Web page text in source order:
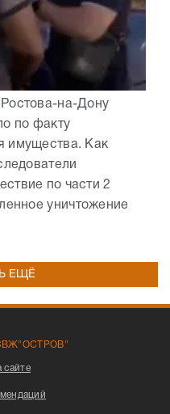
на-Дону
по факту
имущества. Как
по части 2
уничтожение
ЕЩЁ
сайте